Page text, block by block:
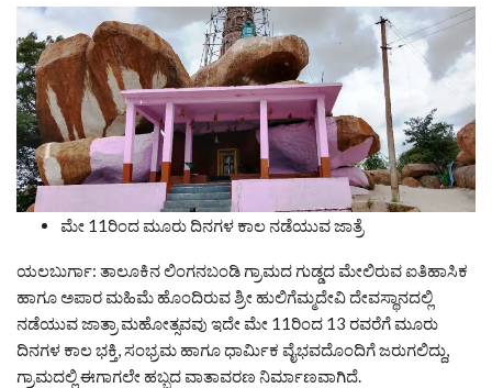
ಮೇ 11ರಿಂದ ಮೂರು ದಿನಗಳ ಕಾಲ ನಡೆಯುವ ಜಾತ್ರೆ
ಯಲಬುರ್ಗಾ: ತಾಲೂಕಿನ ಲಿಂಗನಬಂಡಿ ಗ್ರಾಮದ ಗುಡ್ಡದ ಮೇಲಿರುವ ಐತಿಹಾಸಿಕ
ಹಾಗೂ ಅಪಾರ ಮಹಿಮೆ ಹೊಂದಿರುವ ಶ್ರೀ ಹುಲಿಗೆಮ್ಮದೇವಿ ದೇವಸ್ಥಾನದಲ್ಲಿ
ನಡೆಯುವ ಜಾತ್ರಾ ಮಹೋತ್ಸವವು ಇದೇ ಮೇ 11ರಿಂದ 13 ರವರೆಗೆ ಮೂರು
ದಿನಗಳ ಕಾಲ ಭಕ್ತಿ, ಸಂಭ್ರಮ ಹಾಗೂ ಧಾರ್ಮಿಕ ವೈಭವದೊಂದಿಗೆ ಜರುಗಲಿದ್ದು,
ಗ್ರಾಮದಲ್ಲಿ ಈಗಾಗಲೇ ಹಬ್ಬದ ವಾತಾವರಣ ನಿರ್ಮಾಣವಾಗಿದೆ.